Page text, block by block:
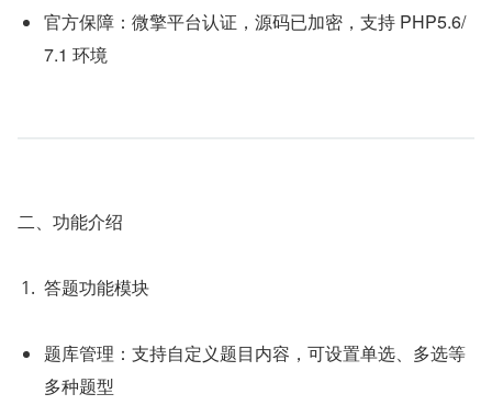
官方保障：微擎平台认证，源码已加密，支持 PHP5.6/
7.1 环境
二、功能介绍
答题功能模块
题库管理：支持自定义题目内容，可设置单选、多选等
多种题型